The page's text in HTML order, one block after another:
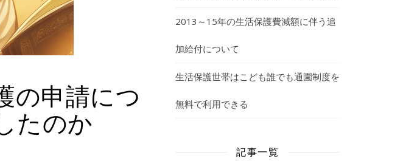
の申請につ
たのか
2013～15年の生活保護費減額に伴う追
加給付について
生活保護世帯はこども誰でも通園制度を
無料で利用できる
記事一覧